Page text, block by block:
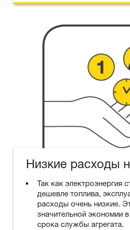
Низкие расходы
Так как электроэнергия
дешевле топлива,
расходы очень низкие.
значительной экономии
срока службы агрегата.